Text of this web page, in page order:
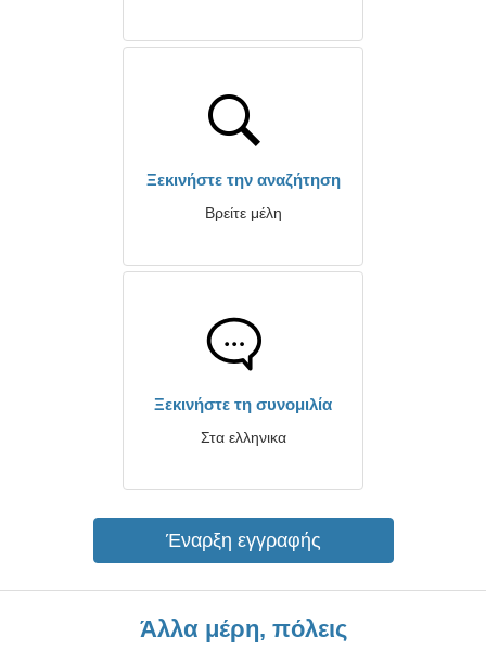
Ξεκινήστε την αναζήτηση
Βρείτε μέλη
Ξεκινήστε τη συνομιλία
Στα ελληνικα
Έναρξη εγγραφής
Άλλα μέρη, πόλεις